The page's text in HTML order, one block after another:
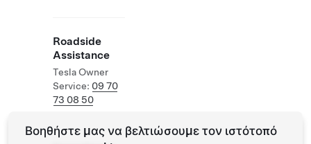
Roadside
Assistance
Tesla Owner
Service: 09 70
73 08 50
Βοηθήστε μας να βελτιώσουμε τον ιστότοπό